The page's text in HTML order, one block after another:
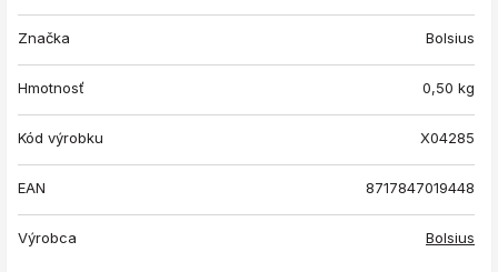
Značka Bolsius
Hmotnosť 0,50 kg
Kód výrobku X04285
EAN 8717847019448
Výrobca Bolsius